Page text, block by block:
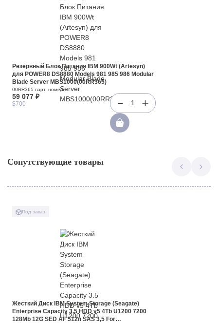
Резервный Блок Питания IBM 900Wt (Artesyn)
для POWER8 DS8880 Models 981 985 986 Modular
Blade Server MBS1000(00RR365)
00RR365 парт. номер
59 077 ₽
$700 1
Сопутствующие товары
Под заказ
Жесткий Диск IBM System Storage (Seagate)
Enterprise Capacity 3.5 HDD v5 4Tb U1200 7200
128Mb 12G SED AF 512n SAS 3,5 For